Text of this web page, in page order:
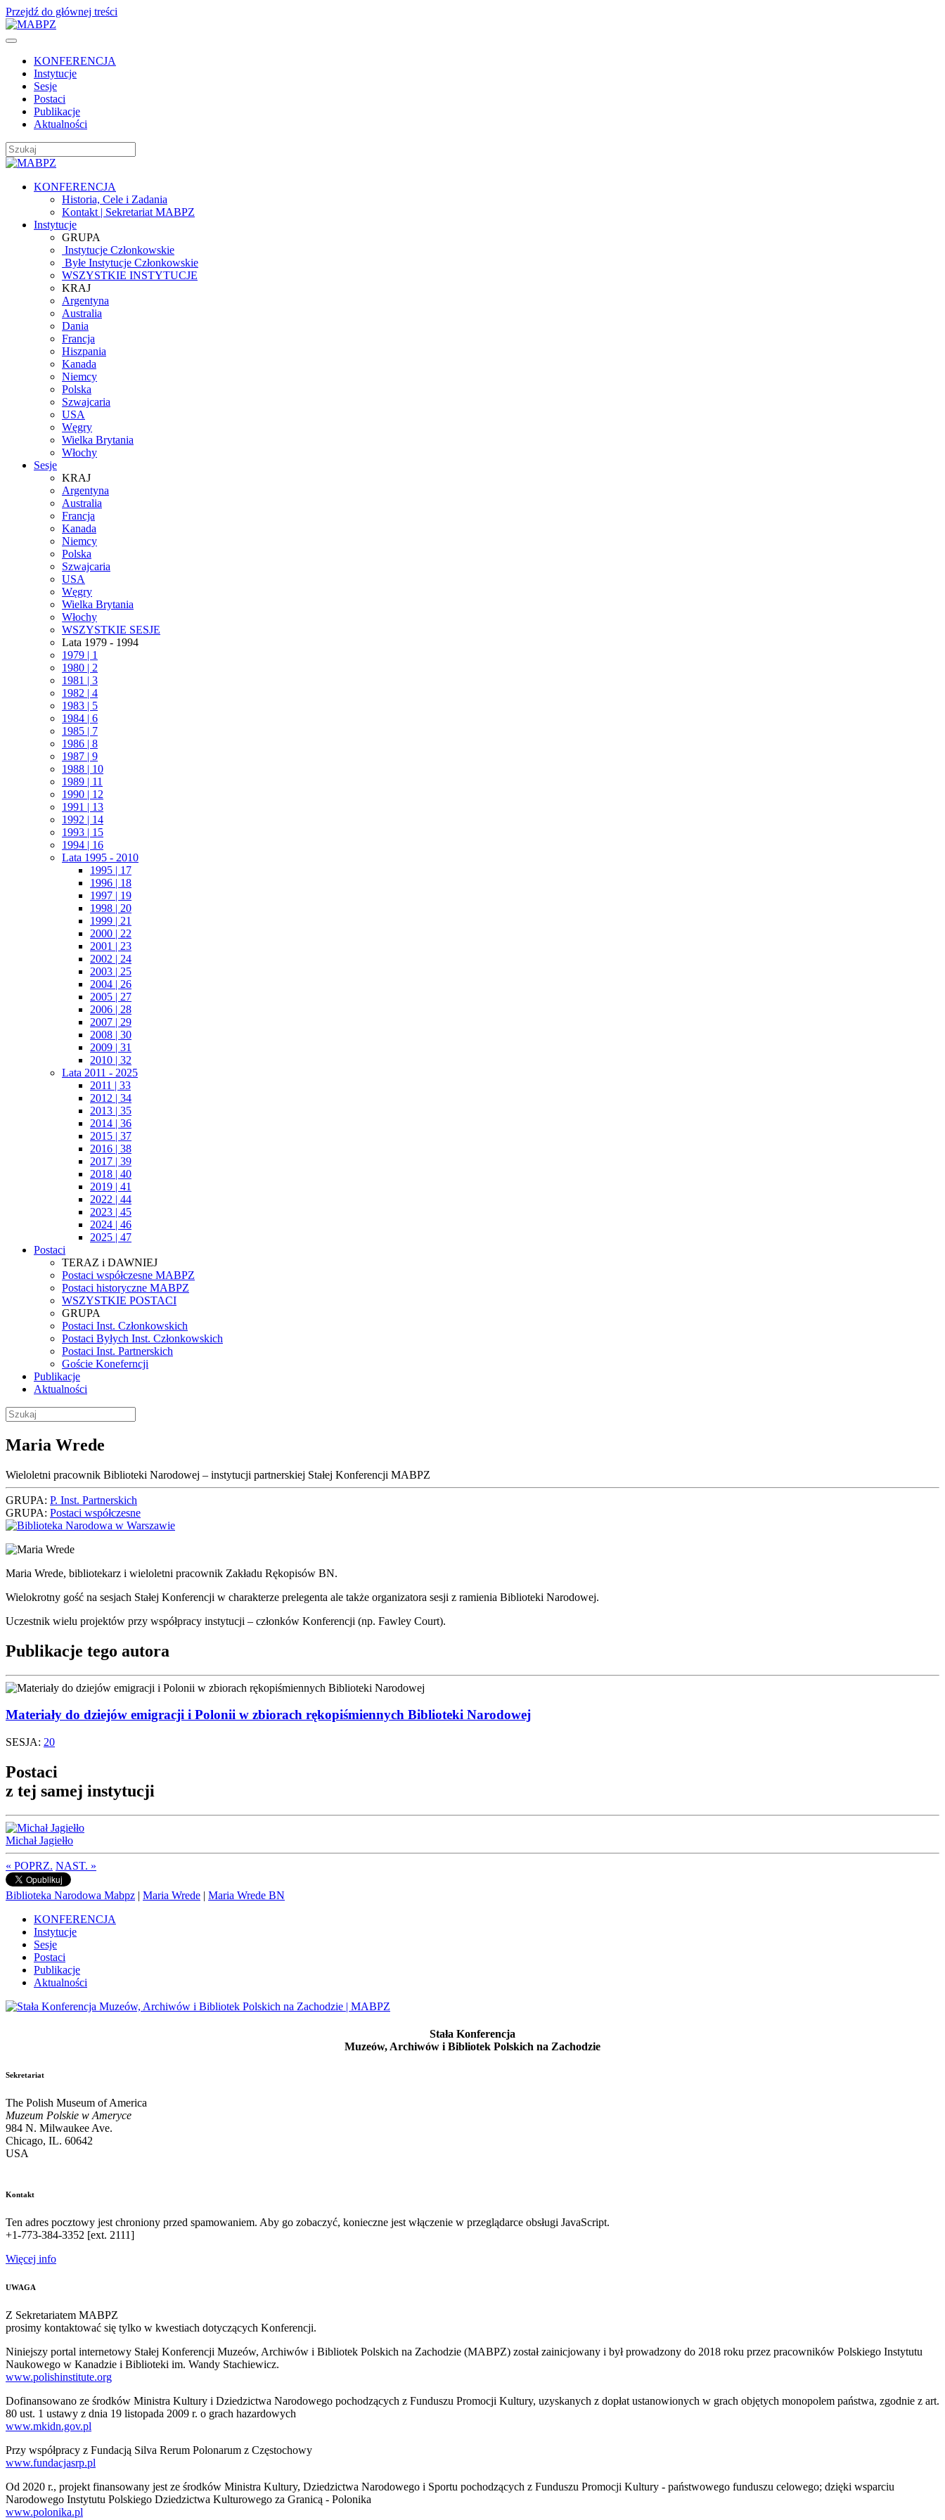
Przejdź do głównej treści
KONFERENCJA
Instytucje
Sesje
Postaci
Publikacje
Aktualności
KONFERENCJA
Historia, Cele i Zadania
Kontakt | Sekretariat MABPZ
Instytucje
GRUPA
Instytucje Członkowskie
Byłe Instytucje Członkowskie
WSZYSTKIE INSTYTUCJE
KRAJ
Argentyna
Australia
Dania
Francja
Hiszpania
Kanada
Niemcy
Polska
Szwajcaria
USA
Węgry
Wielka Brytania
Włochy
Sesje
KRAJ
Argentyna
Australia
Francja
Kanada
Niemcy
Polska
Szwajcaria
USA
Węgry
Wielka Brytania
Włochy
WSZYSTKIE SESJE
Lata 1979 - 1994
1979 | 1
1980 | 2
1981 | 3
1982 | 4
1983 | 5
1984 | 6
1985 | 7
1986 | 8
1987 | 9
1988 | 10
1989 | 11
1990 | 12
1991 | 13
1992 | 14
1993 | 15
1994 | 16
Lata 1995 - 2010
1995 | 17
1996 | 18
1997 | 19
1998 | 20
1999 | 21
2000 | 22
2001 | 23
2002 | 24
2003 | 25
2004 | 26
2005 | 27
2006 | 28
2007 | 29
2008 | 30
2009 | 31
2010 | 32
Lata 2011 - 2025
2011 | 33
2012 | 34
2013 | 35
2014 | 36
2015 | 37
2016 | 38
2017 | 39
2018 | 40
2019 | 41
2022 | 44
2023 | 45
2024 | 46
2025 | 47
Postaci
TERAZ i DAWNIEJ
Postaci współczesne MABPZ
Postaci historyczne MABPZ
WSZYSTKIE POSTACI
GRUPA
Postaci Inst. Członkowskich
Postaci Byłych Inst. Członkowskich
Postaci Inst. Partnerskich
Goście Koneferncji
Publikacje
Aktualności
Maria Wrede
Wieloletni pracownik Biblioteki Narodowej – instytucji partnerskiej Stałej Konferencji MABPZ
GRUPA: P. Inst. Partnerskich
GRUPA: Postaci współczesne
Maria Wrede, bibliotekarz i wieloletni pracownik Zakładu Rękopisów BN.
Wielokrotny gość na sesjach Stałej Konferencji w charakterze prelegenta ale także organizatora sesji z ramienia Biblioteki Narodowej.
Uczestnik wielu projektów przy współpracy instytucji – członków Konferencji (np. Fawley Court).
Publikacje tego autora
Materiały do dziejów emigracji i Polonii w zbiorach rękopiśmiennych Biblioteki Narodowej
SESJA: 20
Postaci
z tej samej instytucji
Michał Jagiełło
« POPRZ. NAST. »
Biblioteka Narodowa Mabpz | Maria Wrede | Maria Wrede BN
KONFERENCJA
Instytucje
Sesje
Postaci
Publikacje
Aktualności
Stała Konferencja
Muzeów, Archiwów i Bibliotek Polskich na Zachodzie
Sekretariat
The Polish Museum of America
Muzeum Polskie w Ameryce
984 N. Milwaukee Ave.
Chicago, IL. 60642
USA
Kontakt
Ten adres pocztowy jest chroniony przed spamowaniem. Aby go zobaczyć, konieczne jest włączenie w przeglądarce obsługi JavaScript.
+1-773-384-3352 [ext. 2111]
Więcej info
UWAGA
Z Sekretariatem MABPZ
prosimy kontaktować się tylko w kwestiach dotyczących Konferencji.
Niniejszy portal internetowy Stałej Konferencji Muzeów, Archiwów i Bibliotek Polskich na Zachodzie (MABPZ) został zainicjowany i był prowadzony do 2018 roku przez pracowników Polskiego Instytutu
Naukowego w Kanadzie i Biblioteki im. Wandy Stachiewicz.
www.polishinstitute.org
Dofinansowano ze środków Ministra Kultury i Dziedzictwa Narodowego pochodzących z Funduszu Promocji Kultury, uzyskanych z dopłat ustanowionych w grach objętych monopolem państwa, zgodnie z art.
80 ust. 1 ustawy z dnia 19 listopada 2009 r. o grach hazardowych
www.mkidn.gov.pl
Przy współpracy z Fundacją Silva Rerum Polonarum z Częstochowy
www.fundacjasrp.pl
Od 2020 r., projekt finansowany jest ze środków Ministra Kultury, Dziedzictwa Narodowego i Sportu pochodzących z Funduszu Promocji Kultury - państwowego funduszu celowego; dzięki wsparciu
Narodowego Instytutu Polskiego Dziedzictwa Kulturowego za Granicą - Polonika
www.polonika.pl